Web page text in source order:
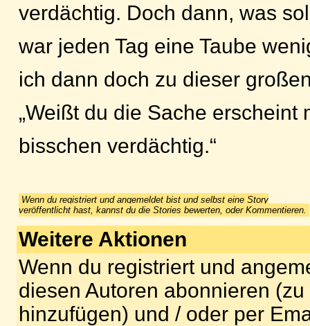
verdächtig. Doch dann, was
war jeden Tag eine Taube
ich dann doch zu dieser
„Weißt du die Sache erscheint
bisschen verdächtig.“
Wenn du registriert und angemeldet bist und selbst eine Story
veröffentlicht hast, kannst du die Stories bewerten, oder Kommentieren.
Weitere Aktionen
Wenn du registriert und
diesen Autoren abonnieren
hinzufügen) und / oder per